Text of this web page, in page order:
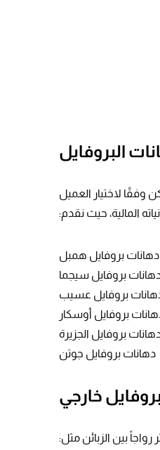
البروفايل
وفقًا لاختيار العميل
المالية، حيث نقدم:
دهانات بروفايل همبل
بروفايل سيجما
بروفايل عسيب
بروفايل أوسكار
بروفايل الجزيرة
دهانات بروفايل جوتن
خارجي
بين الزبائن مثل: